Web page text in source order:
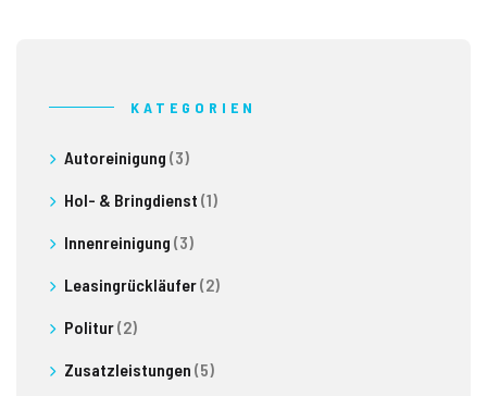
KATEGORIEN
Autoreinigung (3)
Hol- & Bringdienst (1)
Innenreinigung (3)
Leasingrückläufer(2)
Politur(2)
Zusatzleistungen (5)